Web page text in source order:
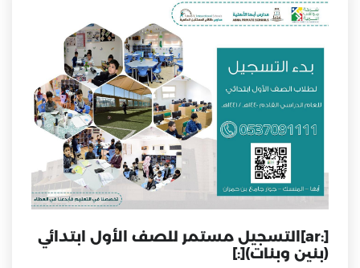
[:ar]التسجيل مستمر للصف الأول ابتدائي
(بنين وبنات)[:]